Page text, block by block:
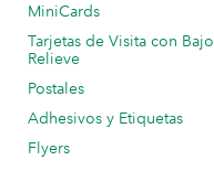
MiniCards
Tarjetas de Visita con Bajo
Relieve
Postales
Adhesivos y Etiquetas
Flyers